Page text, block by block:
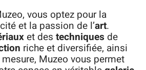
vous optez pour la
et la passion de l’art.
et des techniques de
riche et diversifiée, ainsi
mesure, Muzeo vous permet